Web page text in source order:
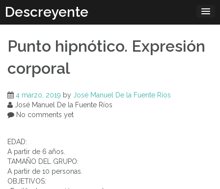
content
Descreyente
Punto hipnótico. Expresión
corporal
4 marzo, 2019 by José Manuel De la Fuente Ríos
José Manuel De la Fuente Ríos
No comments yet
EDAD:
A partir de 6 años.
TAMAÑO DEL GRUPO:
A partir de 10 personas.
OBJETIVOS: